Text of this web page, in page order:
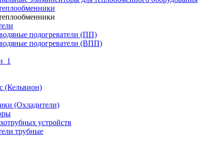
подогреватели (ПП)
подогреватели (ВПП)
(Кельвион)
(Охладители)
устройств
трубные